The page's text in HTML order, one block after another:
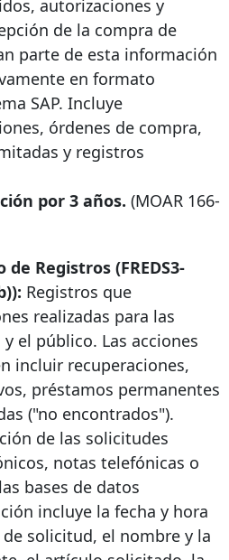
autorizaciones y
de la compra de
parte de esta información
en formato
SAP. Incluye
órdenes de compra,
y registros
por 3 años. (MOAR 166-
de Registros (FREDS3-
Registros que
realizadas para las
el público. Las acciones
incluir recuperaciones,
préstamos permanentes
("no encontrados").
de las solicitudes
notas telefónicas o
bases de datos
incluye la fecha y hora
solicitud, el nombre y la